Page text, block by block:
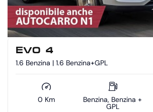
EVO 4
1.6 Benzina | 1.6 Benzina+GPL
0 Km Benzina, Benzina +
GPL